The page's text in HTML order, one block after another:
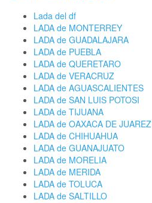
Lada del df
LADA de MONTERREY
LADA de GUADALAJARA
LADA de PUEBLA
LADA de QUERETARO
LADA de VERACRUZ
LADA de AGUASCALIENTES
LADA de SAN LUIS POTOSI
LADA de TIJUANA
LADA de OAXACA DE JUAREZ
LADA de CHIHUAHUA
LADA de GUANAJUATO
LADA de MORELIA
LADA de MERIDA
LADA de TOLUCA
LADA de SALTILLO